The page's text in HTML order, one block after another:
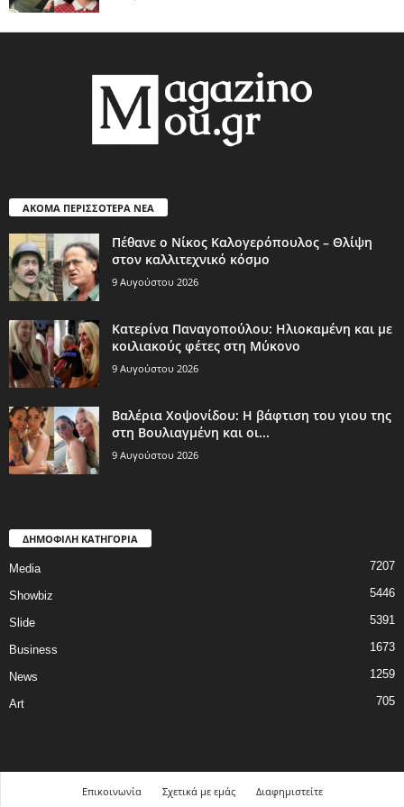
ΑΚΟΜΑ ΠΕΡΙΣΣΟΤΕΡΑ ΝΕΑ
Πέθανε ο Νίκος Καλογερόπουλος – Θλίψη
στον καλλιτεχνικό κόσμο
9 Αυγούστου 2026
Κατερίνα Παναγοπούλου: Ηλιοκαμένη και με
κοιλιακούς φέτες στη Μύκονο
9 Αυγούστου 2026
Βαλέρια Χοψονίδου: Η βάφτιση του γιου της
στη Βουλιαγμένη και οι...
9 Αυγούστου 2026
ΔΗΜΟΦΙΛΗ ΚΑΤΗΓΟΡΙΑ
Media 7207
Showbiz 5446
Slide 5391
Business 1673
News 1259
Art 705
Επικοινωνία Σχετικά με εμάς
Διαφημιστείτε